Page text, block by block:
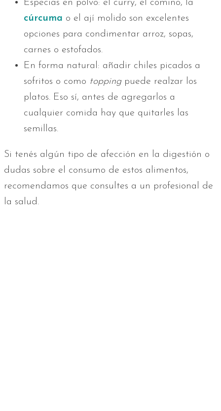
Especias en polvo: el curry, el comino, la
cúrcuma o el ají molido son excelentes
opciones para condimentar arroz, sopas,
carnes o estofados.
En forma natural: añadir chiles picados a
sofritos o como toppingpuede realzar los
platos. Eso sí, antes de agregarlos a
cualquier comida hay que quitarles las
semillas.
Si tenés algún tipo de afección en la digestión o
dudas sobre el consumo de estos alimentos,
recomendamos que consultes a un profesional de
la salud.